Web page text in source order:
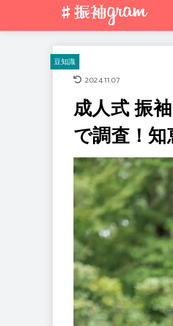
豆知識
2024.11.07
成人式 振
で調査！